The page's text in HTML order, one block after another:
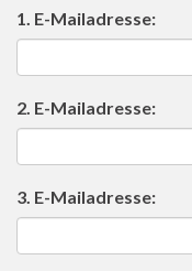
1. E-Mailadresse:
2. E-Mailadresse:
3. E-Mailadresse: